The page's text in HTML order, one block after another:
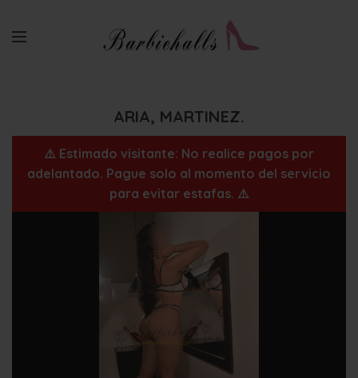
ARIA, MARTINEZ.
⚠️ Estimado visitante: No realice pagos por
adelantado. Pague solo al momento del servicio
para evitar estafas. ⚠️